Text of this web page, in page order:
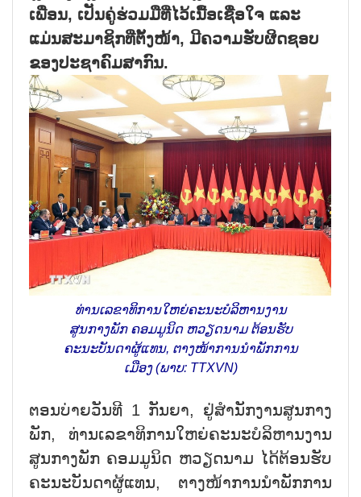
ເພື່ອນ, ເປັນຄູ່ຮ່ວມມືທີ່ໄວ້ເນື້ອເຊື່ອໃຈ ແລະ
ແມ່ນສະມາຊິກທີ່ຕັ້ງໜ້າ, ມີຄວາມຮັບຜິດຊອບ
ຂອງປະຊາຄົມສາກົນ.
ທ່ານເລຂາທິການໃຫຍ່ຄະນະບໍລິຫານງານ
ສູນກາງພັກ ຄອມມູນິດ ຫວຽດນາມ ຕ້ອນຮັບ
ຄະນະບັນດາຜູ້ແທນ, ຕາງໜ້າການນຳພັກການ
ເມືອງ (ພາບ: TTXVN)
ຕອນບ່າຍວັນທີ 1 ກັນຍາ, ຢູ່ສຳນັກງານສູນກາງ
ພັກ, ທ່ານເລຂາທິການໃຫຍ່ຄະນະບໍລິຫານງານ
ສູນກາງພັກ ຄອມມູນິດ ຫວຽດນາມ ໄດ້ຕ້ອນຮັບ
ຄະນະບັນດາຜູ້ແທນ, ຕາງໜ້າການນຳພັກການ